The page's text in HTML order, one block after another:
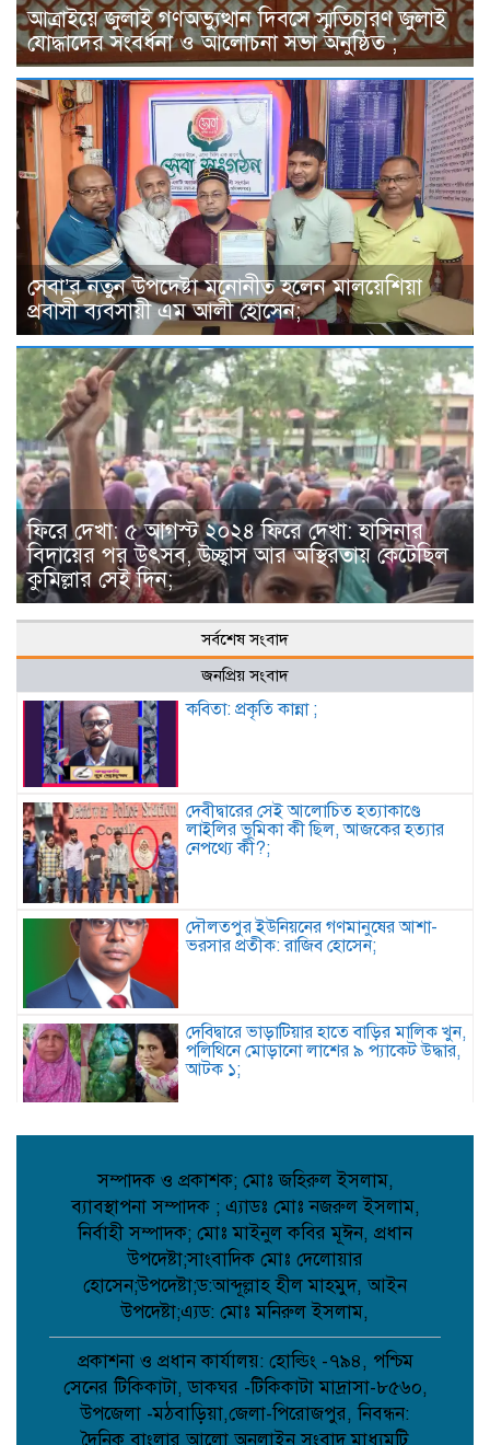
আত্রাইয়ে জুলাই গণঅভ্যুত্থান দিবসে স্মৃতিচারণ জুলাই
যোদ্ধাদের সংবর্ধনা ও আলোচনা সভা অনুষ্ঠিত ;
সেবা’র নতুন উপদেষ্টা মনোনীত হলেন মালয়েশিয়া
প্রবাসী ব্যবসায়ী এম আলী হোসেন;
ফিরে দেখা: ৫ আগস্ট ২০২৪ ফিরে দেখা: হাসিনার
বিদায়ের পর উৎসব, উচ্ছ্বাস আর অস্থিরতায় কেটেছিল
কুমিল্লার সেই দিন;
সর্বশেষ সংবাদ
জনপ্রিয় সংবাদ
কবিতা: প্রকৃতি কান্না ;
দেবীদ্বারের সেই আলোচিত হত্যাকাণ্ডে
লাইলির ভূমিকা কী ছিল, আজকের হত্যার
নেপথ্যে কী?;
দৌলতপুর ইউনিয়নের গণমানুষের আশা-
ভরসার প্রতীক: রাজিব হোসেন;
দেবিদ্বারে ভাড়াটিয়ার হাতে বাড়ির মালিক খুন,
পলিথিনে মোড়ানো লাশের ৯ প্যাকেট উদ্ধার,
আটক ১;
নওগাঁর আত্রাইয়ে পুলিশের অভিযানে ৫ জন
কবিতা: চমকের পাঠ কৌশল ;
আমান উল্লাহ আমানের সাথে নিশু ও মহিলা
দলের নেত্রীদের সৌজন্য স্বাক্ষাৎ ;
সম্পাদক ও প্রকাশক; মোঃ জহিরুল ইসলাম,
ব্যাবস্থাপনা সম্পাদক ; এ্যাডঃ মোঃ নজরুল ইসলাম,
নির্বাহী সম্পাদক; মোঃ মাইনুল কবির মূঈন, প্রধান
উপদেষ্টা;সাংবাদিক মোঃ দেলোয়ার
হোসেন;উপদেষ্টা;ড:আব্দূল্লাহ হীল মাহমুদ, আইন
উপদেষ্টা;এ্যড: মোঃ মনিরুল ইসলাম,
প্রকাশনা ও প্রধান কার্যালয়: হোল্ডিং -৭৯৪, পশ্চিম
সেনের টিকিকাটা, ডাকঘর -টিকিকাটা মাদ্রাসা-৮৫৬০,
উপজেলা -মঠবাড়িয়া,জেলা-পিরোজপুর, নিবন্ধন:
দৈনিক বাংলার আলো অনলাইন সংবাদ মাধ্যমটি